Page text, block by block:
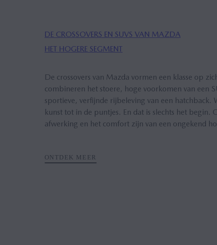
DE CROSSOVERS EN SUVS VAN MAZDA
HET HOGERE SEGMENT
De crossovers van Mazda vormen een klasse op
combineren het stoere, hoge voorkomen van een
sportieve, verfijnde rijbeleving van een hatchback.
kunst tot in de puntjes. En dat is slechts het begin.
afwerking en het comfort zijn van een ongekend
ONTDEK MEER